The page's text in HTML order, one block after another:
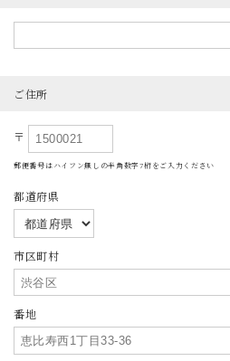
ご住所
〒
郵便番号はハイフン無しの半角数字7桁をご入力ください
都道府県
市区町村
番地